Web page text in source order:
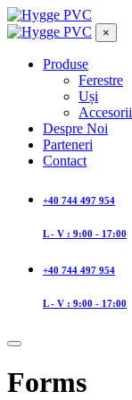
×
Produse
Ferestre
Uși
Accesorii
Despre Noi
Parteneri
Contact
+40 744 497 954
L - V : 9:00 - 17:00
+40 744 497 954
L - V : 9:00 - 17:00
Forms